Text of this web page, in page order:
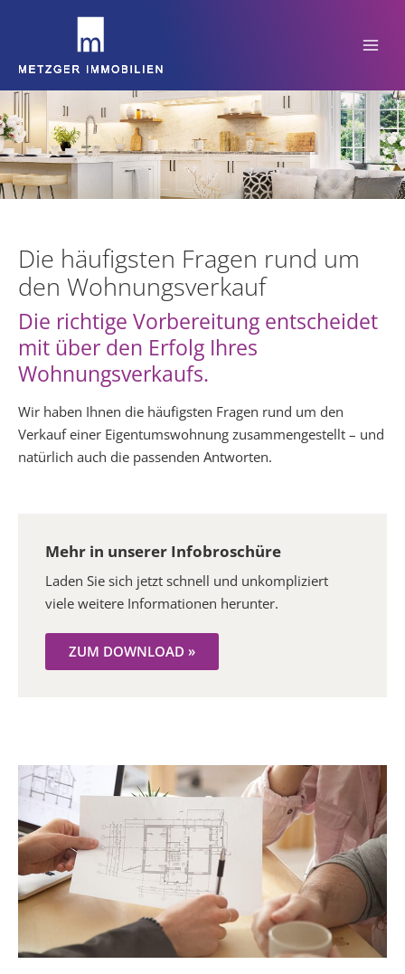
Die häufigsten Fragen rund um
den Wohnungsverkauf
Die richtige Vorbereitung entscheidet
mit über den Erfolg Ihres
Wohnungsverkaufs.
Wir haben Ihnen die häufigsten Fragen rund um den
Verkauf einer Eigentumswohnung zusammengestellt – und
natürlich auch die passenden Antworten.
Mehr in unserer Infobroschüre
Laden Sie sich jetzt schnell und unkompliziert
viele weitere Informationen herunter.
ZUM DOWNLOAD »